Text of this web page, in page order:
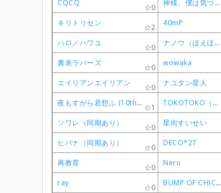
CQCQ
0 神様、僕は気づいてしまった
キリトリセン
2 40mP
ハロ／ハワユ
0 ナノウ（ほえほえP）/鹿乃
裏表ラバーズ
0 wowaka
エイリアンエイリアン
0 ナユタン星人
夜もすがら君想ふ (10th Anniv.)
1 TOKOTOKO（西沢さんP）
ソワレ（同期あり）
0 星街すいせい
ヒバナ（同期あり）
0 DECO*27
再教育
0 Neru
ray
0 BUMP OF CHICKEN feat. HATSUNE MIKU
CQCQ
0 神様、僕は気づいてしまった
キリトリセン
2 40mP
ハロ／ハワユ
0 ナノウ（ほえほえP）/鹿乃
裏表ラバーズ
0 wowaka
エイリアンエイリアン
0 ナユタン星人
夜もすがら君想ふ (10th Anniv.)
1 TOKOTOKO（西沢さんP）
ソワレ（同期あり）
0 星街すいせい
ヒバナ（同期あり）
0 DECO*27
再教育
0 Neru
ray
0 BUMP OF CHICKEN feat. HATSUNE MIKU
CQCQ
0 神様、僕は気づいてしまった
キリトリセン
2 40mP
ハロ／ハワユ
0 ナノウ（ほえほえP）/鹿乃
裏表ラバーズ
0 wowaka
エイリアンエイリアン
0 ナユタン星人
夜もすがら君想ふ (10th Anniv.)
1 TOKOTOKO（西沢さんP）
ソワレ（同期あり）
0 星街すいせい
ヒバナ（同期あり）
0 DECO*27
再教育
0 Neru
ray
0 BUMP OF CHICKEN feat. HATSUNE MIKU
CQCQ
0 神様、僕は気づいてしまった
キリトリセン
2 40mP
ハロ／ハワユ
0 ナノウ（ほえほえP）/鹿乃
裏表ラバーズ
0 wowaka
エイリアンエイリアン
0 ナユタン星人
夜もすがら君想ふ (10th Anniv.)
1 TOKOTOKO（西沢さんP）
ソワレ（同期あり）
0 星街すいせい
ヒバナ（同期あり）
0 DECO*27
再教育
0 Neru
ray
0 BUMP OF CHICKEN feat. HATSUNE MIKU